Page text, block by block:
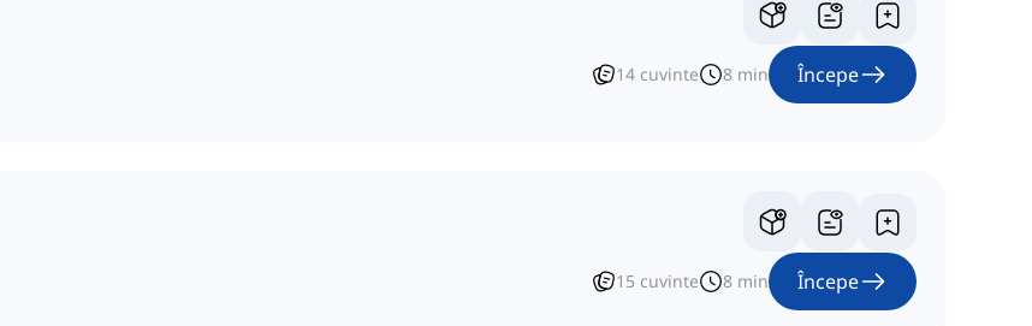
14 cuvinte 8 min Începe
15 cuvinte 8 min Începe